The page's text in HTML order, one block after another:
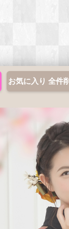
お気に入り 全件